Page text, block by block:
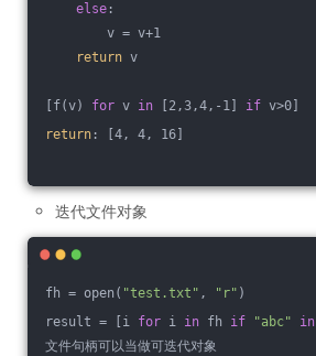
else :
v = v+1
return v
[f(v) for v in [2,3,4,-1] if v>0]
return : [4, 4, 16]
迭代文件对象
fh = open( "test.txt" , "r" )
result = [i for i in fh if "abc" in
文件句柄可以当做可迭代对象